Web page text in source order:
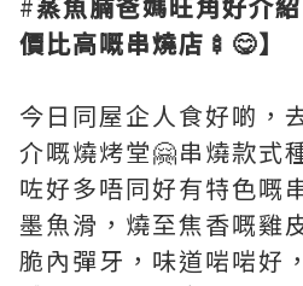
價比高嘅串燒店🍢😋】
今日同屋企人食好啲，
介嘅燒烤堂🤗串燒款式
咗好多唔同好有特色嘅
墨魚滑，燒至焦香嘅雞
脆內彈牙，味道啱啱好